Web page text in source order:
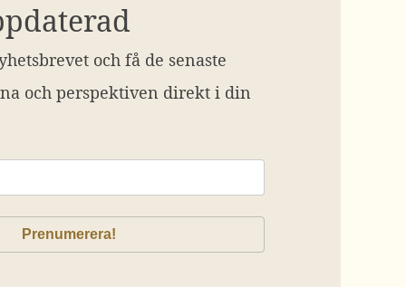
och få de senaste
och perspektiven direkt i din